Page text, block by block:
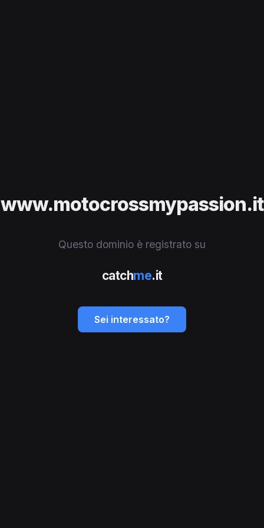
www.motocrossmypassion.it
Questo dominio è registrato su
catchme.it
Sei interessato?